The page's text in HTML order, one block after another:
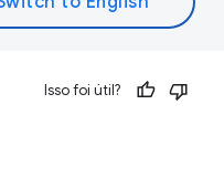
Isso foi útil?